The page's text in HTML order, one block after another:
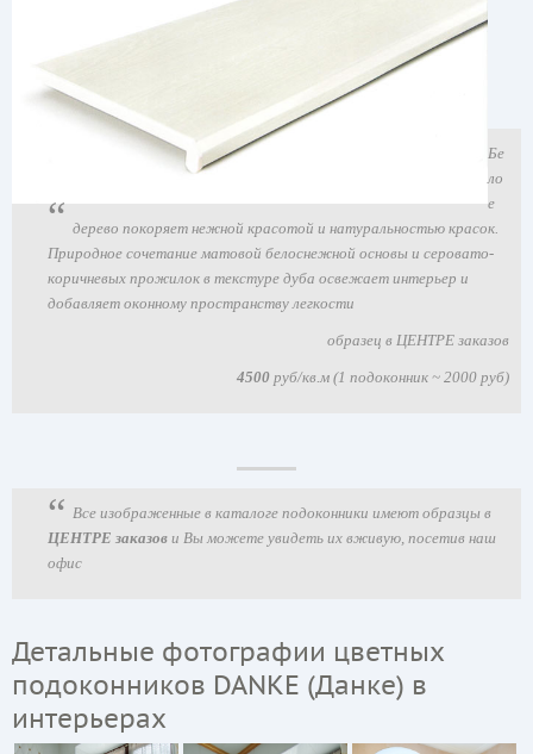
Бе
ло
е
дерево покоряет нежной красотой и натуральностью красок.
Природное сочетание матовой белоснежной основы и серовато-
коричневых прожилок в текстуре дуба освежает интерьер и
добавляет оконному пространству легкости
образец в ЦЕНТРЕ заказов
4500 руб/кв.м (1 подоконник ~ 2000 руб)
Все изображенные в каталоге подоконники имеют образцы в
ЦЕНТРЕ заказов и Вы можете увидеть их вживую, посетив наш
офис
Детальные фотографии цветных
подоконников DANKE (Данке) в
интерьерах